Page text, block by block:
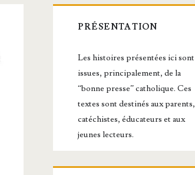
Barre
latérale
principale
PRÉSENTATION
Les histoires présentées ici sont
issues, principalement, de la
“bonne presse” catholique. Ces
textes sont destinés aux parents,
catéchistes, éducateurs et aux
jeunes lecteurs.